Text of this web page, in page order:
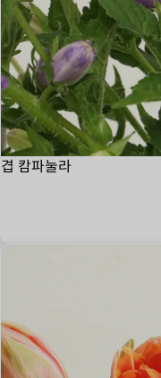
겹 캄파눌라